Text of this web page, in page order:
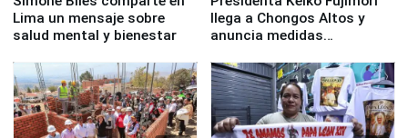
Lima un mensaje sobre
salud mental y bienestar
llega a Chongos Altos y
anuncia medidas
educación, salud y empleo